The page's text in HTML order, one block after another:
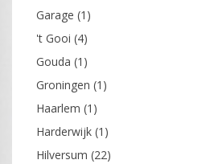
Garage (1)
't Gooi (4)
Gouda (1)
Groningen (1)
Haarlem (1)
Harderwijk (1)
Hilversum (22)